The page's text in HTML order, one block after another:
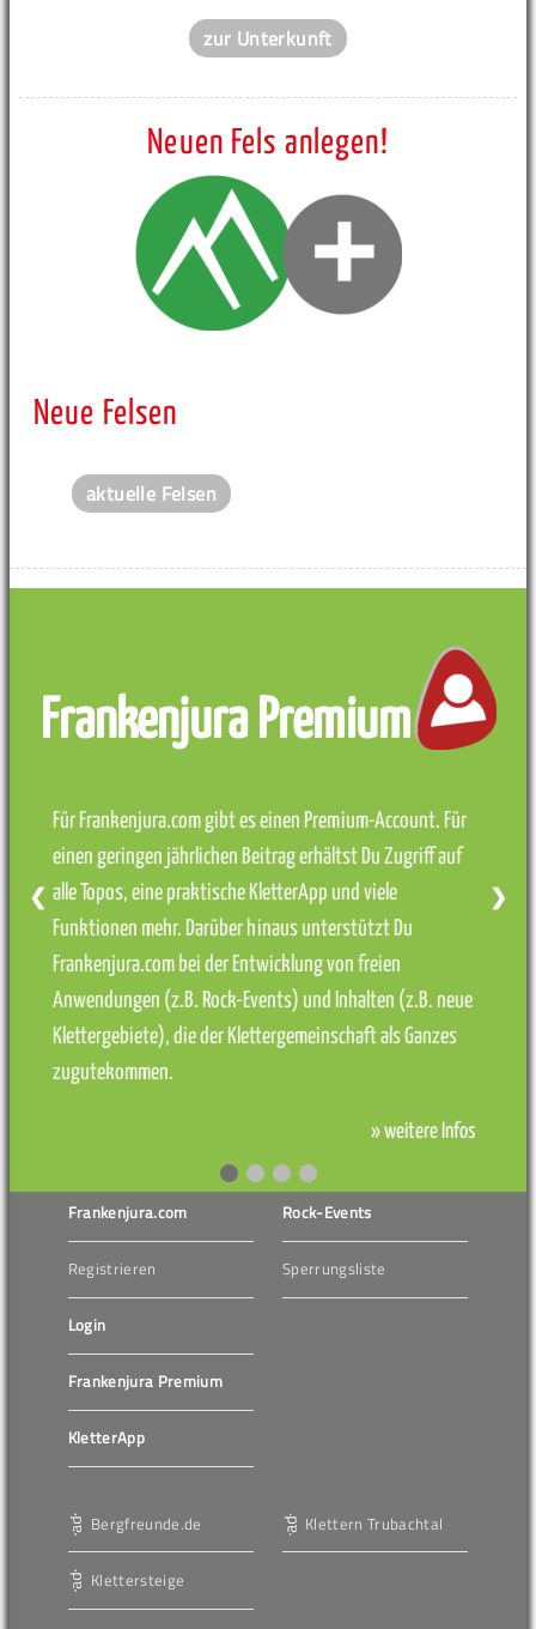
zur Unterkunft
Neuen Fels anlegen!
Neue Felsen
aktuelle Felsen
Frankenjura Premium
Für Frankenjura.com gibt es einen Premium-Account. Für
einen geringen jährlichen Beitrag erhältst Du Zugriff auf
alle Topos, eine praktische KletterApp und viele
Funktionen mehr. Darüber hinaus unterstützt Du
Frankenjura.com bei der Entwicklung von freien
Anwendungen (z.B. Rock-Events) und Inhalten (z.B. neue
Klettergebiete), die der Klettergemeinschaft als Ganzes
zugutekommen.
» weitere Infos
❮ ❯
Frankenjura.com
Registrieren
Login
Frankenjura Premium
KletterApp
Rock-Events
Sperrungsliste
Bergfreunde.de
Klettersteige
Klettern Trubachtal